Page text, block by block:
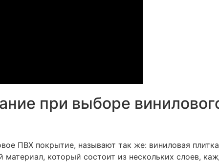
при выборе
ПВХ покрытие, называют так же: виниловая
который состоит из нескольких слоев,